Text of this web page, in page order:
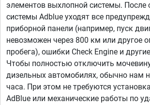
элементов выхлопной системы. После
системы Adblue уходят все
приборной панели (например, пуск
невозможен через 800 км или другое
пробега), ошибки Check Engine и
Чтобы полностью отключить
дизельных автомобилях, обычно нам
часа. При этом не требуются
AdBlue или механические работы по